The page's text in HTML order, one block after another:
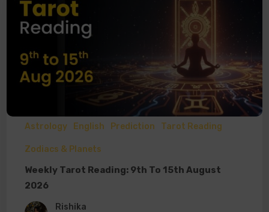
Astrology English Prediction Tarot Reading
Zodiacs & Planets
Weekly Tarot Reading: 9th To 15th August
2026
Rishika